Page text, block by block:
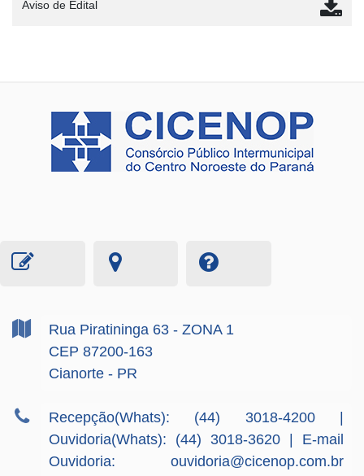
Aviso de Edital
Rua Piratininga 63 - ZONA 1
CEP 87200-163
Cianorte - PR
Recepção(Whats): (44) 3018-4200 |
Ouvidoria(Whats): (44) 3018-3620 | E-mail
Ouvidoria: ouvidoria@cicenop.com.br